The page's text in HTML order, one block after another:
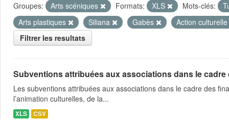
Groupes: Arts scéniques Formats: XLS Mots-clés:
Arts plastiques
Siliana Gabès
Action culturelle
Filtrer les resultats
Subventions attribuées aux associations dans le
Les subventions attribuées aux associations dans le cadre des
l’animation culturelles, de la...
XLS CSV